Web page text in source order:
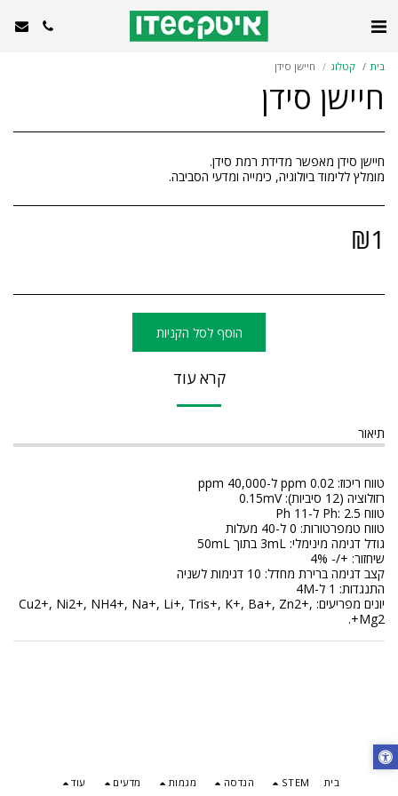
בית קטלוג חיישן סידן
חיישן סידן
מומלץ ללימוד ביולוגיה, כימייה ומדעי הסביבה.
₪1
הוסף לסל הקניות
קרא עוד
תיאור
טווח ריכוז: 0.02 ppm ל-40,000 ppm
רזולוציה (12 סיביות): 0.15mV
טווח Ph: 2.5 ל-11 Ph
טווח טמפרטורות: 0 ל-40 מעלות
גודל דגימה מינימלי: 3mL בתוך 50mL
שיחזור: +/- 4%
קצב דגימה ברירת מחדל: 10 דגימות לשניה
התנגדות: 1 ל-4M
יונים מפריעים: Cu2+, Ni2+, NH4+, Na+, Li+, Tris+, K+, Ba+, Zn2+,
Mg2+.
בית STEM הנדסה מגמות מדעים עוד